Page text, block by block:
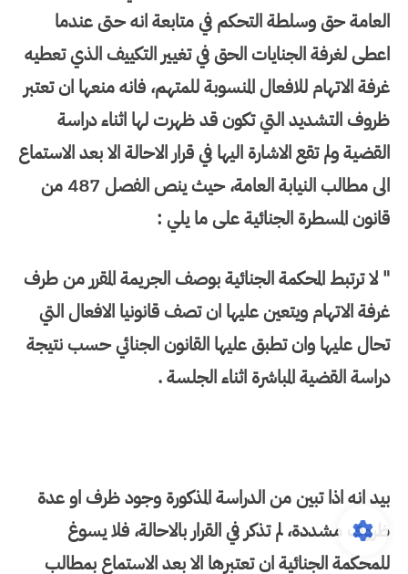
العامة حق وسلطة التحكم في متابعة انه حتى عندما
اعطى لغرفة الجنايات الحق في تغيير التكييف الذي تعطيه
غرفة الاتهام للافعال المنسوبة للمتهم، فانه منعها ان تعتبر
ظروف التشديد التي تكون قد ظهرت لها اثناء دراسة
القضية ولم تقع الاشارة اليها في قرار الاحالة الا بعد الاستماع
الى مطالب النيابة العامة، حيث ينص الفصل 487 من
قانون المسطرة الجنائية على ما يلي :
" لا ترتبط المحكمة الجنائية بوصف الجريمة المقرر من طرف
غرفة الاتهام ويتعين عليها ان تصف قانونيا الافعال التي
تحال عليها وان تطبق عليها القانون الجنائي حسب نتيجة
دراسة القضية المباشرة اثناء الجلسة .
بيد انه اذا تبين من الدراسة المذكورة وجود ظرف او عدة
ظروف مشددة، لم تذكر في القرار بالاحالة، فلا يسوغ
للمحكمة الجنائية ان تعتبرها الا بعد الاستماع بمطالب